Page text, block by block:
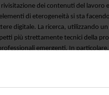
dei contenuti del lavoro
di eterogeneità si sta
digitale. La ricerca, utilizzando
più strettamente tecnici della
emergenti. In
standard di competenze
intendono collocarsi nell’ambito
L’attività di ricerca prevede
agricolo, la partecipazione a